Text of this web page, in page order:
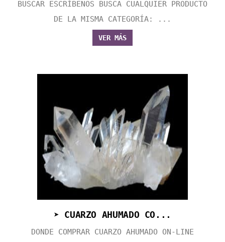
BUSCAR ESCRÍBENOS BUSCA CUALQUIER PRODUCTO
DE LA MISMA CATEGORÍA: ...
VER MÁS
➤ CUARZO AHUMADO CO...
DONDE COMPRAR CUARZO AHUMADO ON-LINE